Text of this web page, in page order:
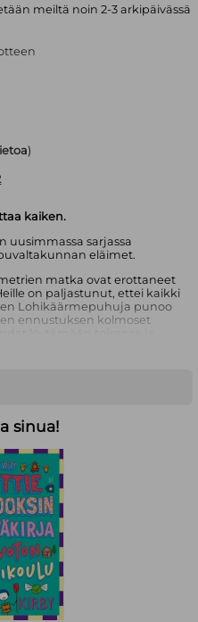
)
kaiken.
uusimmassa sarjassa
eläimet.
matka ovat erottaneet
on paljastunut, ettei kaikki
Lohikäärmepuhuja punoo
ennustuksen kolmoset
lumileopardien ja ovelien
ripaus kiinalaisia
, Uljasmaa-,
Eläinrakasta kirjailijaa
Hänestä on kiehtovaa
eläinten käyttäytymistä.
meiltä noin 2-3 arkipäivässä
sinua!